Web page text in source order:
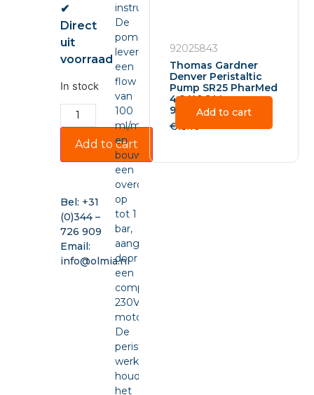
✔
Direct
uit
voorraad
In stock
Add to cart
Bel: +31
(0)344 –
726 909
Email:
info@olmia.nl
instrumentintegratie.
De
pomp
levert
een
flow
van
100
ml/min
en
bouwt
een
overdruk
op
tot 1
bar,
aangedreven
door
een
compacte
230VAC-
motor.
De
peristaltische
werking
houdt
het
92025843
Thomas Gardner
Denver Peristaltic
Pump SR25 PharMed
4.8 X 1.6 Mm –
92025843
€15.10
Add to cart